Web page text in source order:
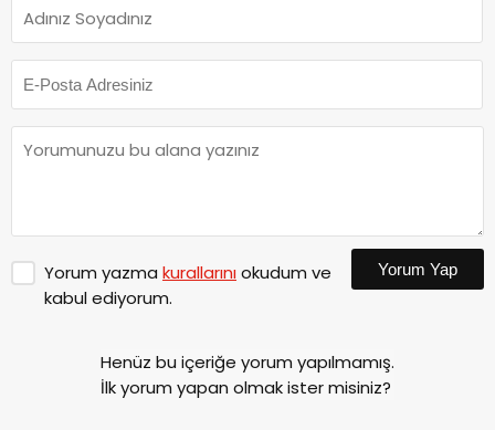
Yorum yazma kurallarını okudum ve
kabul ediyorum.
Yorum Yap
Henüz bu içeriğe yorum yapılmamış.
İlk yorum yapan olmak ister misiniz?